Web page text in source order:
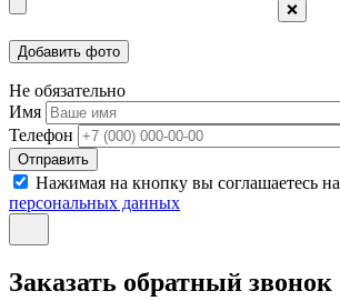
❌
Не обязательно
Имя
Телефон
Отправить
Нажимая на кнопку вы соглашаетесь на
персональных данных
Заказать обратный звонок